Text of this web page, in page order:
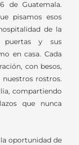
de Guatemala.
pisamos esos
de la
puertas y sus
en casa. Cada
con besos,
nuestros rostros.
compartiendo
que nunca
oportunidad de